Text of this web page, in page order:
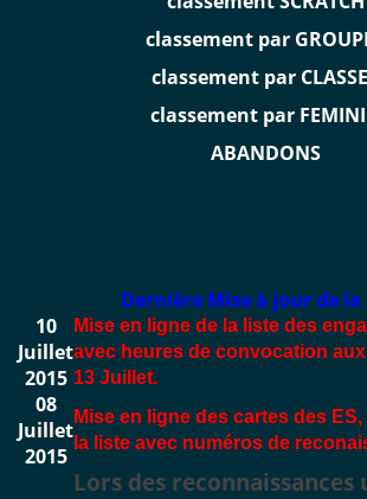
classement par
classement par
classement par
ABANDONS
Dernière Mise à jour de la
10
Juillet
2015
Mise en ligne de la liste des
avec heures de convocation
13 Juillet.
08
Juillet
2015
Mise en ligne des cartes des
la liste avec numéros de
Lors des reconnaissances